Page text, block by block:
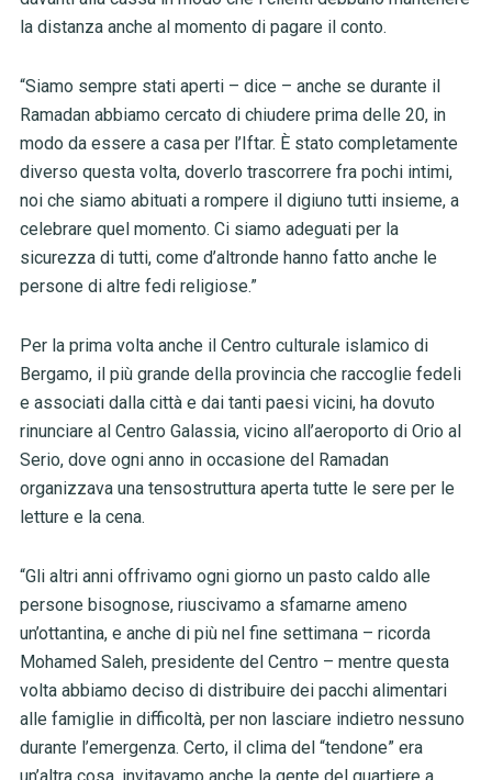
la distanza anche al momento di pagare il conto.
“Siamo sempre stati aperti – dice – anche se durante il
Ramadan abbiamo cercato di chiudere prima delle 20, in
modo da essere a casa per l’Iftar. È stato completamente
diverso questa volta, doverlo trascorrere fra pochi intimi,
noi che siamo abituati a rompere il digiuno tutti insieme, a
celebrare quel momento. Ci siamo adeguati per la
sicurezza di tutti, come d’altronde hanno fatto anche le
persone di altre fedi religiose.”
Per la prima volta anche il Centro culturale islamico di
Bergamo, il più grande della provincia che raccoglie fedeli
e associati dalla città e dai tanti paesi vicini, ha dovuto
rinunciare al Centro Galassia, vicino all’aeroporto di Orio al
Serio, dove ogni anno in occasione del Ramadan
organizzava una tensostruttura aperta tutte le sere per le
letture e la cena.
“Gli altri anni offrivamo ogni giorno un pasto caldo alle
persone bisognose, riuscivamo a sfamarne ameno
un’ottantina, e anche di più nel fine settimana – ricorda
Mohamed Saleh, presidente del Centro – mentre questa
volta abbiamo deciso di distribuire dei pacchi alimentari
alle famiglie in difficoltà, per non lasciare indietro nessuno
durante l’emergenza. Certo, il clima del “tendone” era